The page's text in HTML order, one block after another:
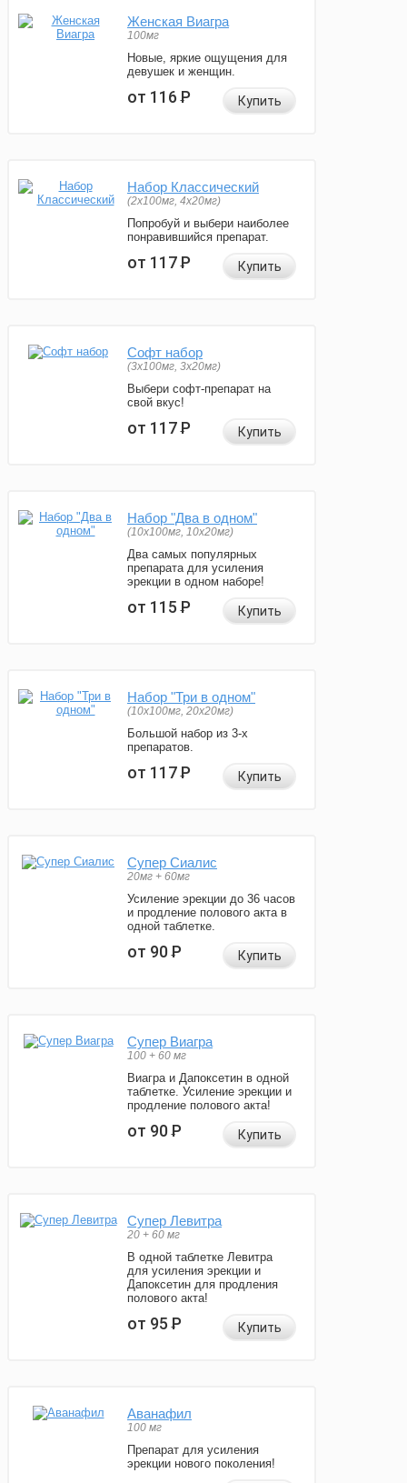
Женская Виагра
100мг
Новые, яркие ощущения для
девушек и женщин.
от 116Р Купить
Набор Классический
(2x100мг, 4x20мг)
Попробуй и выбери наиболее
понравившийся препарат.
от 117Р Купить
Софт набор
(3x100мг, 3x20мг)
Выбери софт-препарат на
свой вкус!
от 117Р Купить
Набор "Два в одном"
(10x100мг, 10x20мг)
Два самых популярных
препарата для усиления
эрекции в одном наборе!
от 115Р Купить
Набор "Три в одном"
(10x100мг, 20x20мг)
Большой набор из 3-х
препаратов.
от 117Р Купить
Супер Сиалис
20мг + 60мг
Усиление эрекции до 36 часов
и продление полового акта в
одной таблетке.
от 90Р Купить
Супер Виагра
100 + 60 мг
Виагра и Дапоксетин в одной
таблетке. Усиление эрекции и
продление полового акта!
от 90Р Купить
Супер Левитра
20 + 60 мг
В одной таблетке Левитра
для усиления эрекции и
Дапоксетин для продления
полового акта!
от 95Р Купить
Аванафил
100 мг
Препарат для усиления
эрекции нового поколения!